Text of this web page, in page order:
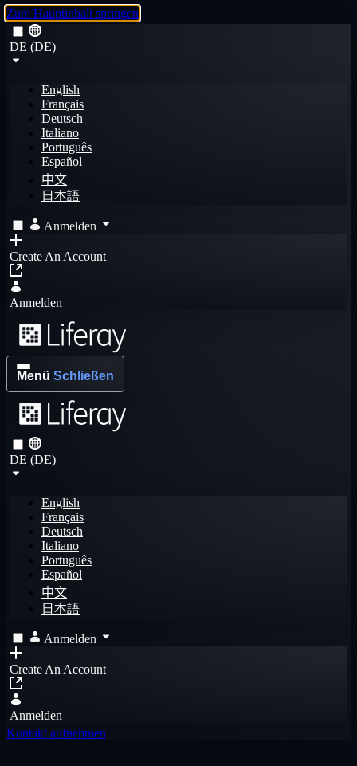
Zum Hauptinhalt springen
DE (DE)
English
Français
Deutsch
Italiano
Português
Español
中文
日本語
Anmelden
Create An Account
Anmelden
Menü Schließen
DE (DE)
English
Français
Deutsch
Italiano
Português
Español
中文
日本語
Anmelden
Create An Account
Anmelden
Kontakt aufnehmen